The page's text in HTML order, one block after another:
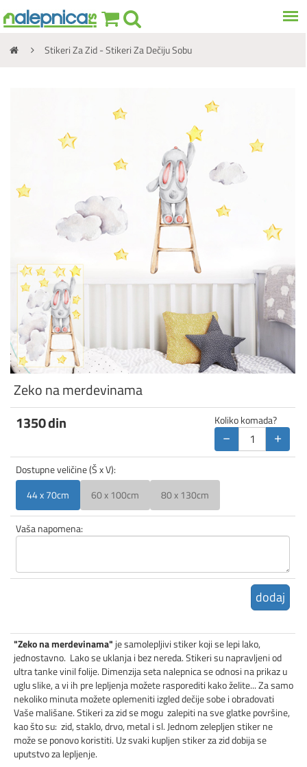
Stikeri Za Zid - Stikeri Za Dečiju Sobu
Zeko na merdevinama
1350din Koliko komada?
− +
Dostupne veličine (Š x V):
44 x 70cm
60 x 100cm 80 x 130cm
Vaša napomena:
dodaj
"Zeko na merdevinama" je samolepljivi stiker koji se lepi lako,
jednostavno. Lako se uklanja i bez nereda. Stikeri su napravljeni od
ultra tanke vinil folije. Dimenzija seta nalepnica se odnosi na prikaz u
uglu slike, a vi ih pre lepljenja možete rasporediti kako želite... Za samo
nekoliko minuta možete oplemeniti izgled dečije sobe i obradovati
Vaše mališane. Stikeri za zid se mogu zalepiti na sve glatke površine,
kao što su: zid, staklo, drvo, metal i sl. Jednom zelepljen stiker ne
može se ponovo koristiti. Uz svaki kupljen stiker za zid dobija se
uputstvo za lepljenje.